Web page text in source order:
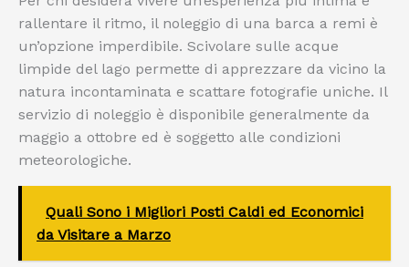
rallentare il ritmo, il noleggio di una barca a remi è
un’opzione imperdibile. Scivolare sulle acque
limpide del lago permette di apprezzare da vicino la
natura incontaminata e scattare fotografie uniche. Il
servizio di noleggio è disponibile generalmente da
maggio a ottobre ed è soggetto alle condizioni
meteorologiche.
Quali Sono i Migliori Posti Caldi ed Economici
da Visitare a Marzo